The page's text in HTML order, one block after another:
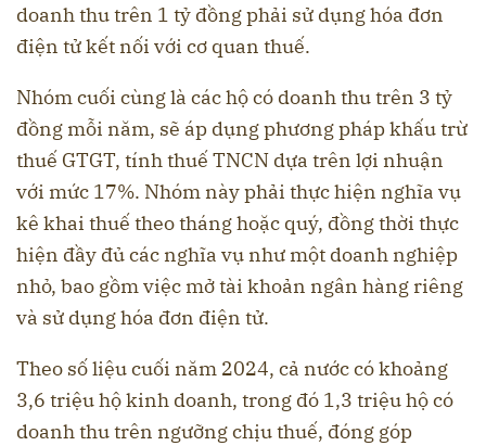
doanh thu trên 1 tỷ đồng phải sử dụng hóa đơn
điện tử kết nối với cơ quan thuế.
Nhóm cuối cùng là các hộ có doanh thu trên 3 tỷ
đồng mỗi năm, sẽ áp dụng phương pháp khấu trừ
thuế GTGT, tính thuế TNCN dựa trên lợi nhuận
với mức 17%. Nhóm này phải thực hiện nghĩa vụ
kê khai thuế theo tháng hoặc quý, đồng thời thực
hiện đầy đủ các nghĩa vụ như một doanh nghiệp
nhỏ, bao gồm việc mở tài khoản ngân hàng riêng
và sử dụng hóa đơn điện tử.
Theo số liệu cuối năm 2024, cả nước có khoảng
3,6 triệu hộ kinh doanh, trong đó 1,3 triệu hộ có
doanh thu trên ngưỡng chịu thuế, đóng góp